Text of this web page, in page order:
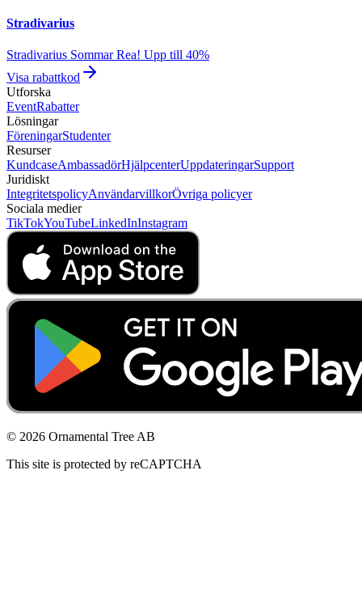
Stradivarius
Stradivarius Sommar Rea! Upp till 40%
Visa rabattkod
Utforska
EventRabatter
Lösningar
FöreningarStudenter
Resurser
KundcaseAmbassadörHjälpcenterUppdateringarSupport
Juridiskt
IntegritetspolicyAnvändarvillkorÖvriga policyer
Sociala medier
TikTokYouTubeLinkedInInstagram
© 2026 Ornamental Tree AB
This site is protected by reCAPTCHA